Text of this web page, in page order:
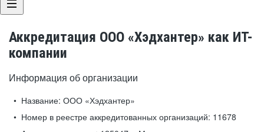
Аккредитация ООО «Хэдхантер» как ИТ-
компании
Информация об организации
Название: ООО «Хэдхантер»
Номер в реестре аккредитованных организаций: 11678